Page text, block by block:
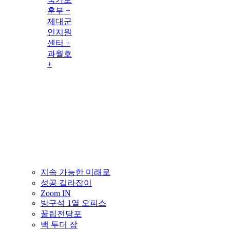
훈부 +
제대군
인지원
센터 +
과월호
+
지속 가능한 미래로
성공 길라잡이
Zoom IN
방구석 1열 오피스
꿀팁전당포
백 투더 잡